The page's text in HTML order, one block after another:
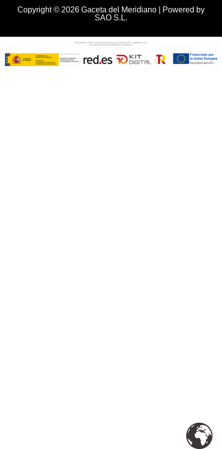
Copyright © 2026 Gaceta del Meridiano | Powered by
SAO S.L.